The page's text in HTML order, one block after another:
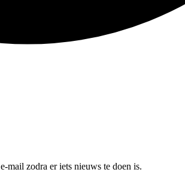
mail zodra er iets nieuws te doen is.